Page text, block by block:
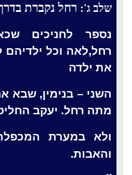
שלב ג': רחל נקברת
נספר לחניכים
רחל,לאה וכל
את ילדה
השני – בנימין, שבא
מתה רחל. יעקב
ולא במערת
והאבות.